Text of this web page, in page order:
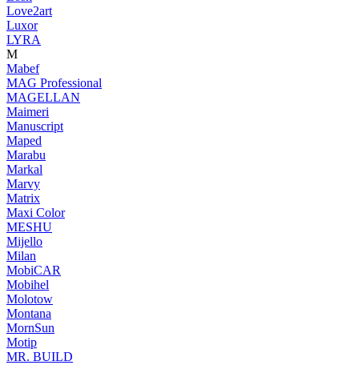
Love2art
Luxor
LYRA
M
Mabef
MAG Professional
MAGELLAN
Maimeri
Manuscript
Maped
Marabu
Markal
Marvy
Matrix
Maxi Color
MESHU
Mijello
Milan
MobiCAR
Mobihel
Molotow
Montana
MornSun
Motip
MR. BUILD